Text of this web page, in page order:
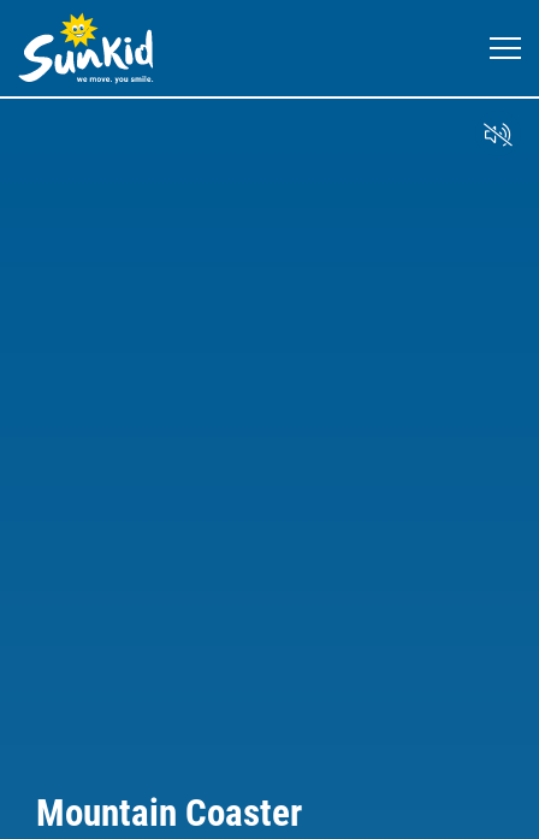
Mountain Coaster